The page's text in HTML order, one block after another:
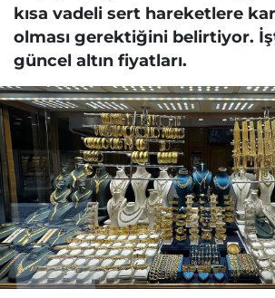
kısa vadeli sert hareketlere
olması gerektiğini belirtiyor.
güncel altın fiyatları.